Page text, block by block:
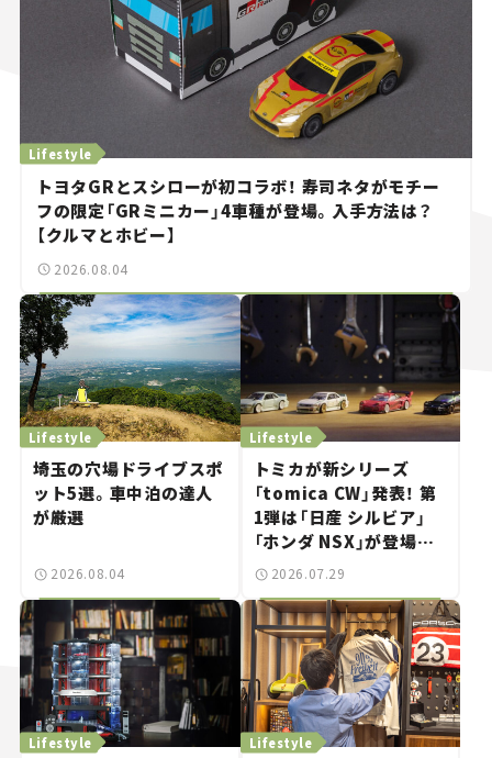
トヨタGRとスシローが初コラボ！ 寿司ネタがモチー
フの限定「GRミニカー」4車種が登場。入手方法は？
【クルマとホビー】
Lifestyle
2026.08.04
埼玉の穴場ドライブスポ
ット5選。車中泊の達人
が厳選
Lifestyle
2026.08.04
トミカが新シリーズ
「tomica CW」発表！ 第
1弾は「日産 シルビア」
「ホンダ NSX」が登場。
世界が注目す
とホビー】
Lifestyle
2026.07.29
Lifestyle Lifestyle